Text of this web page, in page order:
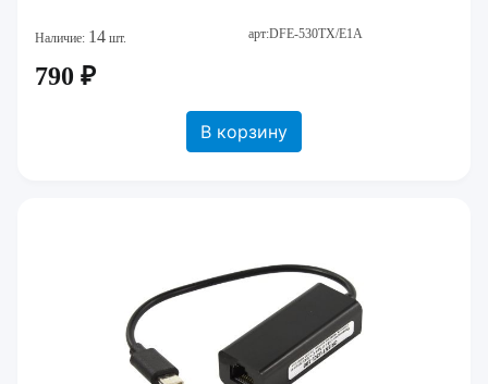
Наличие: 14 шт. арт:DFE-530TX/E1A
790 ₽
В корзину